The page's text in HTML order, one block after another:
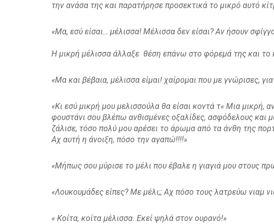
την ανάσα της και παρατήρησε προσεκτικά το μικρό αυτό
«Μα, εσύ είσαι… μέλισσα! Μέλισσα δεν είσαι? Αν ήσουν
Η μικρή μέλισσα άλλαξε θέση επάνω στο φόρεμά της και
«Μα και βέβαια, μέλισσα είμαι! χαίρομαι που με γνώρισες,
«Κι εσύ μικρή μου μελισσούλα θα είσαι κοντά τ« Μια μικρή,
φουστάνι σου βλέπω ανθισμένες οξαλίδες, ασφόδελους και
ζάλισε, τόσο πολύ μου αρέσει το άρωμα από τα άνθη της
Αχ αυτή η άνοιξη, πόσο την αγαπώ!!!!»
«Μήπως σου μύρισε το μέλι που έβαλε η γιαγιά μου στους
«Λουκουμάδες είπες? Με μέλι;; Αχ πόσο τους λατρεύω νιαμ
« Κοίτα, κοίτα μέλισσα. Εκεί ψηλά στον ουρανό!»